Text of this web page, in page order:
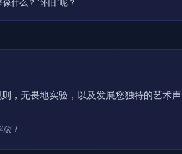
，无畏地实验，以及发展您独特的艺
！